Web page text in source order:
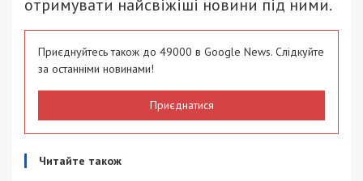
отримувати найсвіжіші новини під ними.
Приєднуйтесь також до 49000 в Google News. Слідкуйте
за останніми новинами!
Приєднатися
Читайте також